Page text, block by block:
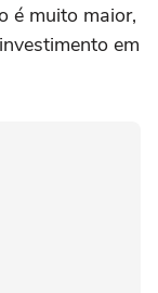
é muito maior,
em